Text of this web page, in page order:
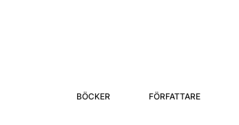
BÖCKER FÖRFATTARE